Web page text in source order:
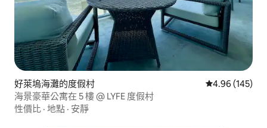
好萊塢海灘的度假村 從 145 則評價
4.96 (145)
海景豪華公寓在 5 樓 @ LYFE 度假村
性價比 · 地點 · 安靜